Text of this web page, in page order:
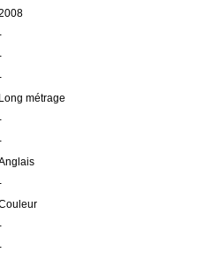
Long métrage